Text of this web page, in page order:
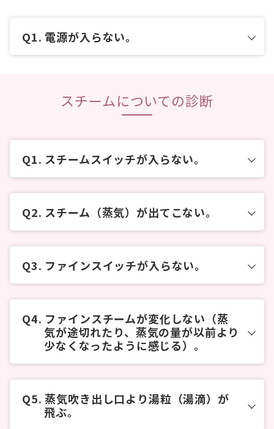
電源が入らない。
スチームについての診断
スチームスイッチが入らない。
スチーム（蒸気）が出てこない。
ファインスイッチが入らない。
ファインスチームが変化しない（蒸
気が途切れたり、蒸気の量が以前より
少なくなったように感じる）。
蒸気吹き出し口より湯粒（湯滴）が
飛ぶ。